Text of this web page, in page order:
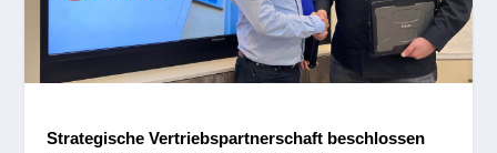
Strategische Vertriebspartnerschaft beschlossen